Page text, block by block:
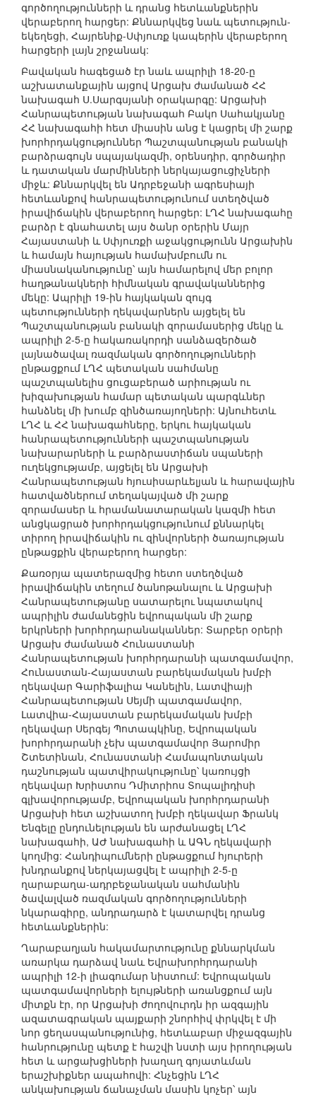
գործողությունների և դրանց հետևանքներին
վերաբերող հարցեր: Քննարկվեց նաև պետություն-
եկեղեցի, Հայրենիք-Սփյուռք կապերին վերաբերող
հարցերի լայն շրջանակ:
Բավական հագեցած էր նաև ապրիլի 18-20-ը
աշխատանքային այցով Արցախ ժամանած ՀՀ
նախագահ Ս.Սարգսյանի օրակարգը: Արցախի
Հանրապետության նախագահ Բակո Սահակյանը
ՀՀ նախագահի հետ միասին անց է կացրել մի շարք
խորհրդակցություններ Պաշտպանության բանակի
բարձրագույն սպայակազմի, օրենսդիր, գործադիր
և դատական մարմինների ներկայացուցիչների
միջև: Քննարկվել են Ադրբեջանի ագրեսիայի
հետևանքով հանրապետությունում ստեղծված
իրավիճակին վերաբերող հարցեր: ԼՂՀ նախագահը
բարձր է գնահատել այս ծանր օրերին Մայր
Հայաստանի և Սփյուռքի աջակցությունն Արցախին
և համայն հայության համախմբումն ու
միասնականությունը՝ այն համարելով մեր բոլոր
հաղթանակների հիմնական գրավականներից
մեկը: Ապրիլի 19-ին հայկական զույգ
պետությունների ղեկավարներն այցելել են
Պաշտպանության բանակի զորամասերից մեկը և
ապրիլի 2-5-ը հակառակորդի սանձազերծած
լայնածավալ ռազմական գործողությունների
ընթացքում ԼՂՀ պետական սահմանը
պաշտպանելիս ցուցաբերած արիության ու
խիզախության համար պետական պարգևներ
հանձնել մի խումբ զինծառայողների: Այնուհետև
ԼՂՀ և ՀՀ նախագահները, երկու հայկական
հանրապետությունների պաշտպանության
նախարարների և բարձրաստիճան սպաների
ուղեկցությամբ, այցելել են Արցախի
Հանրապետության հյուսիսարևելյան և հարավային
հատվածներում տեղակայված մի շարք
զորամասեր և հրամանատարական կազմի հետ
անցկացրած խորհրդակցությունում քննարկել
տիրող իրավիճակին ու զինվորների ծառայության
ընթացքին վերաբերող հարցեր:
Քառօրյա պատերազմից հետո ստեղծված
իրավիճակին տեղում ծանոթանալու և Արցախի
Հանրապետությանը սատարելու նպատակով
ապրիլին ժամանեցին եվրոպական մի շարք
երկրների խորհրդարանականներ: Տարբեր օրերի
Արցախ ժամանած Հունաստանի
Հանրապետության խորհրդարանի պատգամավոր,
Հունաստան-Հայաստան բարեկամական խմբի
ղեկավար Գարիֆալիա Կանելին, Լատվիայի
Հանրապետության Սեյմի պատգամավոր,
Լատվիա-Հայաստան բարեկամական խմբի
ղեկավար Սերգեյ Պոտապկինը, Եվրոպական
խորհրդարանի չեխ պատգամավոր Յարոմիր
Շտետինան, Հունաստանի Համապոնտական
դաշնության պատվիրակությունը՝ կառույցի
ղեկավար Խրիստոս Դմիտրիոս Տոպալիդիսի
գլխավորությամբ, Եվրոպական խորհրդարանի
Արցախի հետ աշխատող խմբի ղեկավար Ֆրանկ
Ենգելը ընդունելության են արժանացել ԼՂՀ
նախագահի, ԱԺ նախագահի և ԱԳՆ ղեկավարի
կողմից: Հանդիպումների ընթացքում հյուրերի
խնդրանքով ներկայացվել է ապրիլի 2-5-ը
ղարաբաղա-ադրբեջանական սահմանին
ծավալված ռազմական գործողությունների
նկարագիրը, անդրադարձ է կատարվել դրանց
հետևանքներին:
Ղարաբաղյան հակամարտությունը քննարկման
առարկա դարձավ նաև Եվրախորհրդարանի
ապրիլի 12-ի լիագումար նիստում: Եվրոպական
պատգամավորների ելույթների առանցքում այն
միտքն էր, որ Արցախի ժողովուրդն իր ազգային
ազատագրական պայքարի շնորհիվ փրկվել է մի
նոր ցեղասպանությունից, հետևաբար միջազգային
հանրությունը պետք է հաշվի նստի այս իրողության
հետ և արցախցիների խաղաղ գոյատևման
երաշխիքներ ապահովի: Հնչեցին ԼՂՀ
անկախության ճանաչման մասին կոչեր՝ այն